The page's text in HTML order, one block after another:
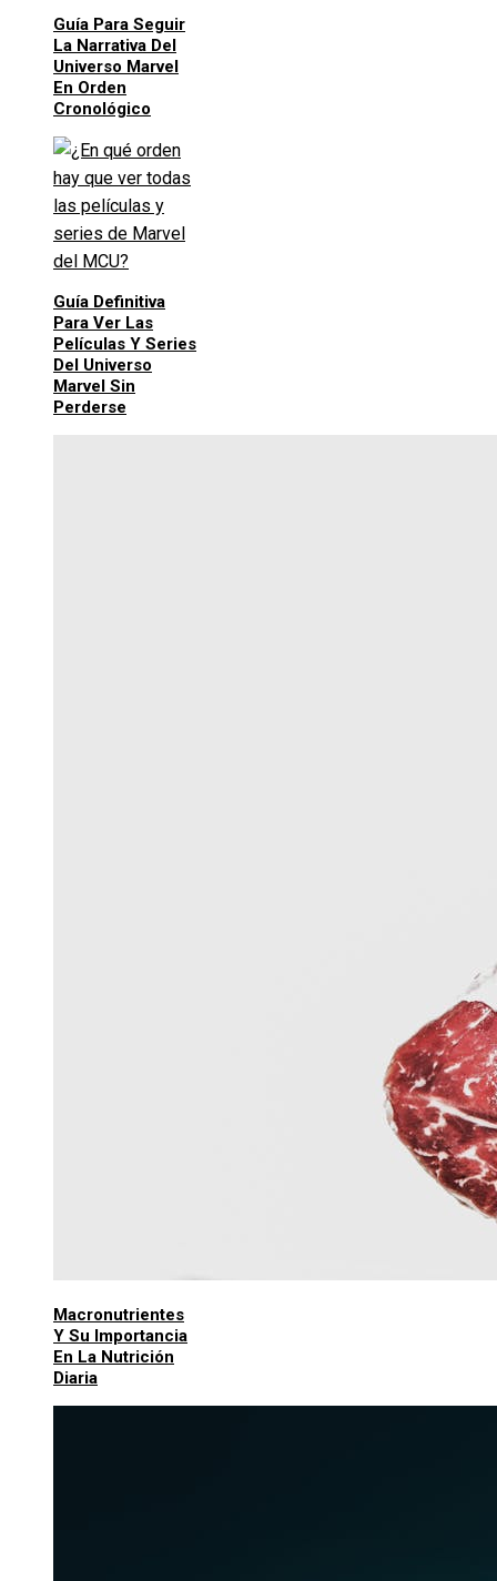
Guía Para Seguir
La Narrativa Del
Universo Marvel
En Orden
Cronológico
Guía Definitiva
Para Ver Las
Películas Y Series
Del Universo
Marvel Sin
Perderse
Macronutrientes
Y Su Importancia
En La Nutrición
Diaria